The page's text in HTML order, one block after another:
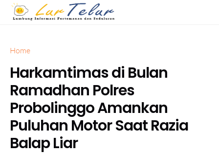
Home
Harkamtimas di Bulan
Ramadhan Polres
Probolinggo Amankan
Puluhan Motor Saat Razia
Balap Liar